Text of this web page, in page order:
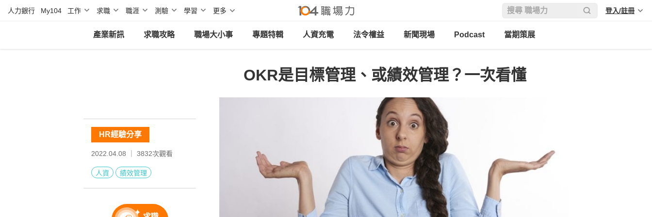
人力銀行 My104 工作 求職 職涯 測驗 學習 更多 登入/註冊
產業新訊 求職攻略 職場大小事 專題特輯 人資充電 法令權益 新聞現場 Podcast 當期策展
HR經驗分享
2022.04.08 ｜ 3832次觀看
人資 績效管理
OKR是目標管理、或績效管理？一次看懂